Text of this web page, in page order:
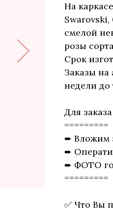
На
смелой
розы
Срок
Заказы на
недели до
Для
=========
➨ Вложим
➨
➨ ФОТО
=========
✅ Что Вы